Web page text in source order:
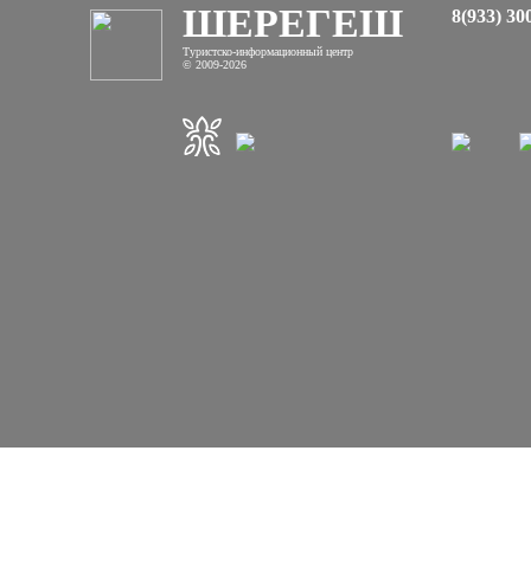
ШЕРЕГЕШ
Туристско-информационный центр
© 2009-2026
8(933)